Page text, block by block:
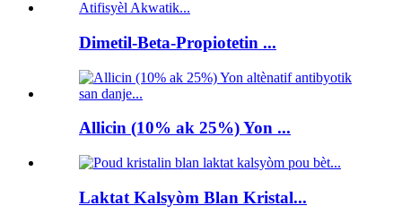
Dimetil-Beta-Propiotetin ...
Allicin (10% ak 25%) Yon ...
Laktat Kalsyòm Blan Kristal...